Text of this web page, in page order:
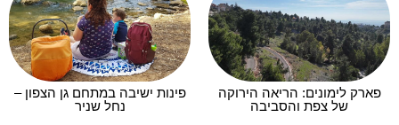
פארק לימונים: הריאה הירוקה
של צפת והסביבה
פינות ישיבה במתחם גן הצפון –
נחל שניר